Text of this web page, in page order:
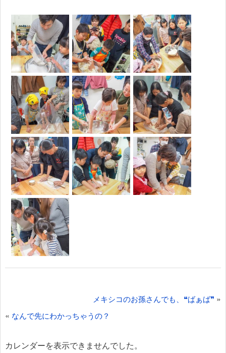
稿
ビ
メキシコのお孫さんでも、❝ばぁば❞ »
« なんで先にわかっちゃうの？
カレンダーを表示できませんでした。